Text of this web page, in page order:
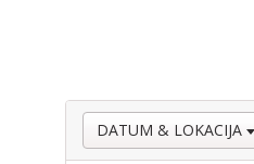
DATUM & LOKACIJA